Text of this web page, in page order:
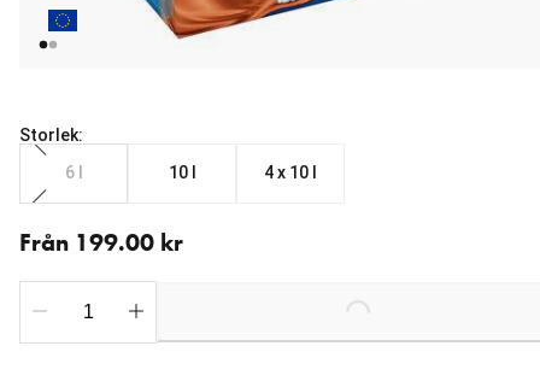
Storlek:
6 l
10 l 4 x 10 l
Från 199.00 kr
Loading...